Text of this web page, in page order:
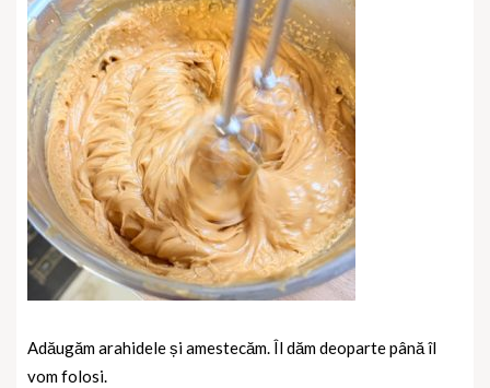
Adăugăm arahidele și amestecăm. Îl dăm deoparte până îl
vom folosi.